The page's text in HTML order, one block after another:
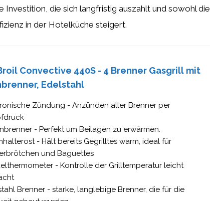
Investition, die sich langfristig auszahlt und sowohl die
in der Hotelküche steigert.
Convective 440S - 4 Brenner Gasgrill mit
Edelstahl
Zündung - Anzünden aller Brenner per
- Perfekt um Beilagen zu erwärmen.
- Hält bereits Gegrilltes warm, ideal für
und Baguettes
- Kontrolle der Grilltemperatur leicht
Brenner - starke, langlebige Brenner, die für die